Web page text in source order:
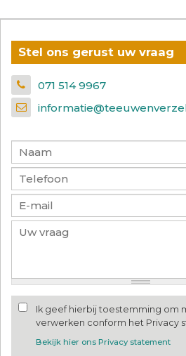
Stel ons gerust uw vraag
071 514 9967
Ik geef hierbij toestemming om
verwerken conform het Privacy
Bekijk hier ons Privacy statement